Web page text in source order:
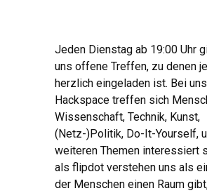
Jeden Dienstag ab 19:00 Uhr
uns offene Treffen, zu denen
herzlich eingeladen ist. Bei
Hackspace treffen sich
Wissenschaft, Technik, Kunst,
(Netz-)Politik, Do-It-Yourself,
weiteren Themen interessiert
als flipdot verstehen uns als
der Menschen einen Raum